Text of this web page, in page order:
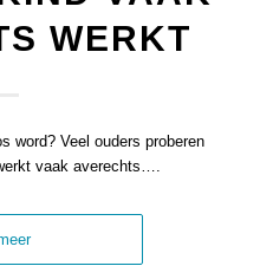
WERKT
word? Veel ouders proberen
vaak averechts….